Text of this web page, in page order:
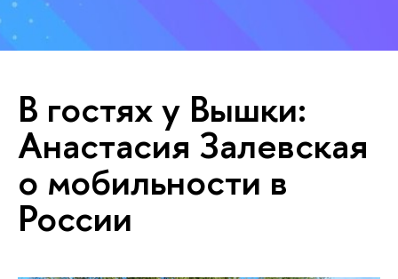
В гостях у Вышки:
Анастасия Залевская
о мобильности в
России